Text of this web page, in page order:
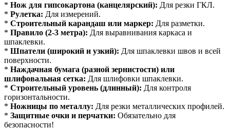
* Нож для гипсокартона (канцелярский): Для резки ГКЛ.
* Рулетка: Для измерений.
* Строительный карандаш или маркер: Для разметки.
* Правило (2-3 метра): Для выравнивания каркаса и
шпаклевки.
* Шпатели (широкий и узкий): Для шпаклевки швов и всей
поверхности.
* Наждачная бумага (разной зернистости) или
шлифовальная сетка: Для шлифовки шпаклевки.
* Строительный уровень (длинный): Для контроля
горизонтальности.
* Ножницы по металлу: Для резки металлических профилей.
* Защитные очки и перчатки: Обязательно для
безопасности!